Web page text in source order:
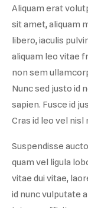
Aliquam erat
sit amet, aliquam
libero, iaculis
aliquam leo vitae
non sem
Nunc sed justo id
sapien. Fusce id
Cras id leo vel nisl
Suspendisse
quam vel ligula
vitae dui vitae,
id nunc vulputate